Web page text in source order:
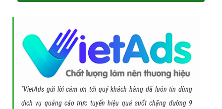
"VietAds gửi lời cảm ơn tới quý khách hàng đã luôn tin dùng
dịch vụ quảng cáo trực tuyến hiệu quả suốt chặng đường 9